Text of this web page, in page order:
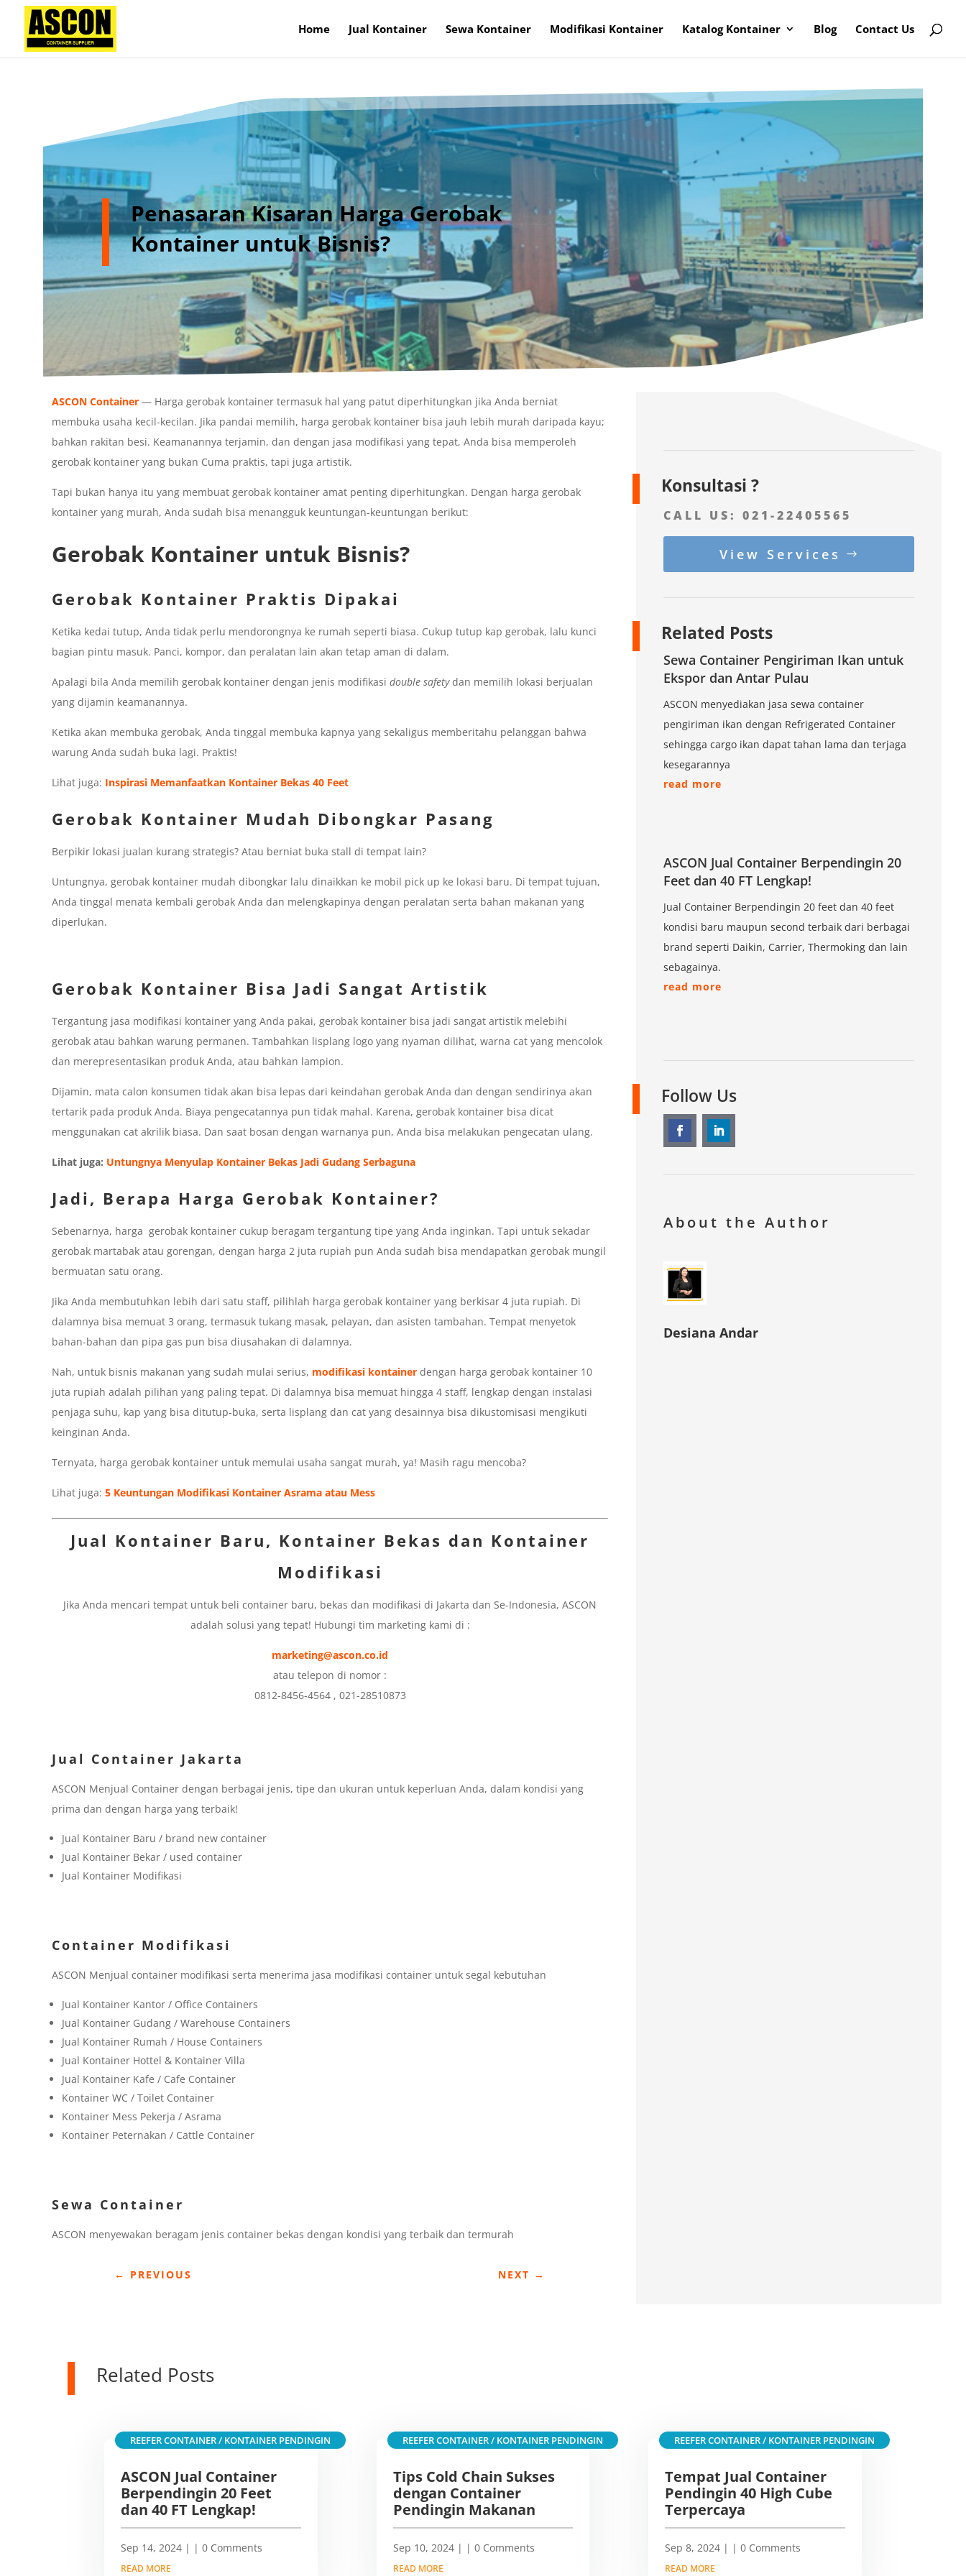
Home Jual Kontainer Sewa Kontainer Modifikasi Kontainer Katalog Kontainer Blog Contact Us
Penasaran Kisaran Harga Gerobak
Kontainer untuk Bisnis?
ASCON Container— Harga gerobak kontainer termasuk hal yang patut diperhitungkan jika Anda berniat
membuka usaha kecil-kecilan. Jika pandai memilih, harga gerobak kontainer bisa jauh lebih murah daripada kayu;
bahkan rakitan besi. Keamanannya terjamin, dan dengan jasa modifikasi yang tepat, Anda bisa memperoleh
gerobak kontainer yang bukan Cuma praktis, tapi juga artistik.
Tapi bukan hanya itu yang membuat gerobak kontainer amat penting diperhitungkan. Dengan harga gerobak
kontainer yang murah, Anda sudah bisa menangguk keuntungan-keuntungan berikut:
Gerobak Kontainer untuk Bisnis?
Gerobak Kontainer Praktis Dipakai
Ketika kedai tutup, Anda tidak perlu mendorongnya ke rumah seperti biasa. Cukup tutup kap gerobak, lalu kunci
bagian pintu masuk. Panci, kompor, dan peralatan lain akan tetap aman di dalam.
Apalagi bila Anda memilih gerobak kontainer dengan jenis modifikasi double safetydan memilih lokasi berjualan
yang dijamin keamanannya.
Ketika akan membuka gerobak, Anda tinggal membuka kapnya yang sekaligus memberitahu pelanggan bahwa
warung Anda sudah buka lagi. Praktis!
Lihat juga: Inspirasi Memanfaatkan Kontainer Bekas 40 Feet
Gerobak Kontainer Mudah Dibongkar Pasang
Berpikir lokasi jualan kurang strategis? Atau berniat buka stall di tempat lain?
Untungnya, gerobak kontainer mudah dibongkar lalu dinaikkan ke mobil pick up ke lokasi baru. Di tempat tujuan,
Anda tinggal menata kembali gerobak Anda dan melengkapinya dengan peralatan serta bahan makanan yang
diperlukan.
Gerobak Kontainer Bisa Jadi Sangat Artistik
Tergantung jasa modifikasi kontainer yang Anda pakai, gerobak kontainer bisa jadi sangat artistik melebihi
gerobak atau bahkan warung permanen. Tambahkan lisplang logo yang nyaman dilihat, warna cat yang mencolok
dan merepresentasikan produk Anda, atau bahkan lampion.
Dijamin, mata calon konsumen tidak akan bisa lepas dari keindahan gerobak Anda dan dengan sendirinya akan
tertarik pada produk Anda. Biaya pengecatannya pun tidak mahal. Karena, gerobak kontainer bisa dicat
menggunakan cat akrilik biasa. Dan saat bosan dengan warnanya pun, Anda bisa melakukan pengecatan ulang.
Lihat juga: Untungnya Menyulap Kontainer Bekas Jadi Gudang Serbaguna
Jadi, Berapa Harga Gerobak Kontainer?
Sebenarnya, harga gerobak kontainer cukup beragam tergantung tipe yang Anda inginkan. Tapi untuk sekadar
gerobak martabak atau gorengan, dengan harga 2 juta rupiah pun Anda sudah bisa mendapatkan gerobak mungil
bermuatan satu orang.
Jika Anda membutuhkan lebih dari satu staff, pilihlah harga gerobak kontainer yang berkisar 4 juta rupiah. Di
dalamnya bisa memuat 3 orang, termasuk tukang masak, pelayan, dan asisten tambahan. Tempat menyetok
bahan-bahan dan pipa gas pun bisa diusahakan di dalamnya.
Nah, untuk bisnis makanan yang sudah mulai serius, modifikasi kontainerdengan harga gerobak kontainer 10
juta rupiah adalah pilihan yang paling tepat. Di dalamnya bisa memuat hingga 4 staff, lengkap dengan instalasi
penjaga suhu, kap yang bisa ditutup-buka, serta lisplang dan cat yang desainnya bisa dikustomisasi mengikuti
keinginan Anda.
Ternyata, harga gerobak kontainer untuk memulai usaha sangat murah, ya! Masih ragu mencoba?
Lihat juga: 5 Keuntungan Modifikasi Kontainer Asrama atau Mess
Jual Kontainer Baru, Kontainer Bekas dan Kontainer
Modifikasi
Jika Anda mencari tempat untuk beli container baru, bekas dan modifikasi di Jakarta dan Se-Indonesia, ASCON
adalah solusi yang tepat! Hubungi tim marketing kami di :
marketing@ascon.co.id
atau telepon di nomor :
0812-8456-4564 , 021-28510873
Jual Container Jakarta
ASCON Menjual Container dengan berbagai jenis, tipe dan ukuran untuk keperluan Anda, dalam kondisi yang
prima dan dengan harga yang terbaik!
Jual Kontainer Baru / brand new container
Jual Kontainer Bekar / used container
Jual Kontainer Modifikasi
Container Modifikasi
ASCON Menjual container modifikasi serta menerima jasa modifikasi container untuk segal kebutuhan
Jual Kontainer Kantor / Office Containers
Jual Kontainer Gudang / Warehouse Containers
Jual Kontainer Rumah / House Containers
Jual Kontainer Hottel & Kontainer Villa
Jual Kontainer Kafe / Cafe Container
Kontainer WC / Toilet Container
Kontainer Mess Pekerja / Asrama
Kontainer Peternakan / Cattle Container
Sewa Container
ASCON menyewakan beragam jenis container bekas dengan kondisi yang terbaik dan termurah
← PREVIOUS NEXT →
Konsultasi ?
CALL US:021-22405565
View Services
Related Posts
Sewa Container Pengiriman Ikan untuk
Ekspor dan Antar Pulau
ASCON menyediakan jasa sewa container
pengiriman ikan dengan Refrigerated Container
sehingga cargo ikan dapat tahan lama dan terjaga
kesegarannya
read more
ASCON Jual Container Berpendingin 20
Feet dan 40 FT Lengkap!
Jual Container Berpendingin 20 feet dan 40 feet
kondisi baru maupun second terbaik dari berbagai
brand seperti Daikin, Carrier, Thermoking dan lain
sebagainya.
read more
Follow Us
About the Author
Desiana Andar
Related Posts
ASCON Jual Container
Berpendingin 20 Feet
dan 40 FT Lengkap!
Sep 14, 2024 |
REEFER CONTAINER / KONTAINER PENDINGIN
| 0 Comments
READ MORE
Tips Cold Chain Sukses
dengan Container
Pendingin Makanan
Sep 10, 2024|
REEFER CONTAINER / KONTAINER PENDINGIN
| 0 Comments
READ MORE
Tempat Jual Container
Pendingin 40 High Cube
Terpercaya
Sep 8, 2024|
REEFER CONTAINER / KONTAINER PENDINGIN
| 0 Comments
READ MORE